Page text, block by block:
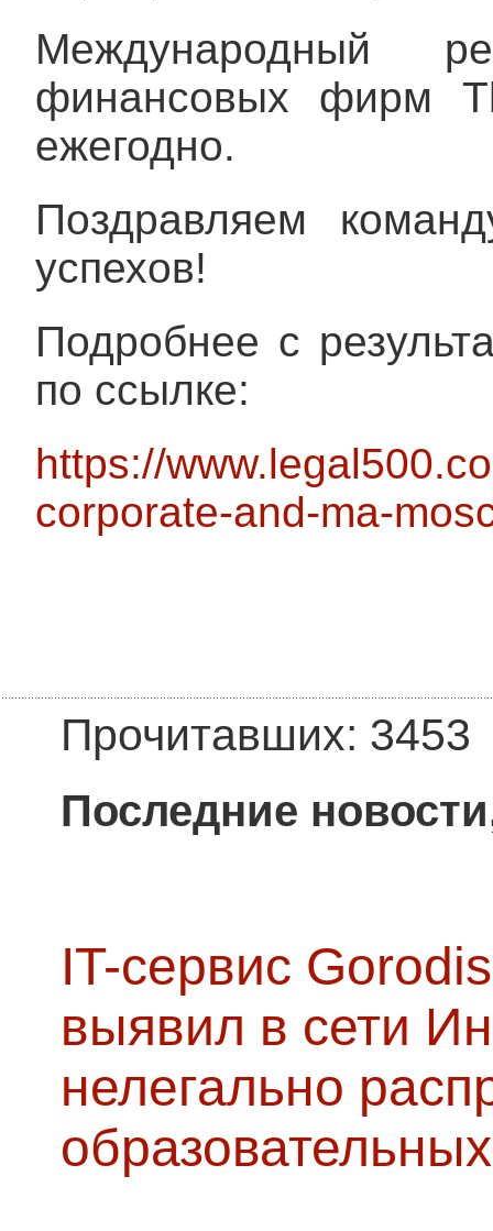
Международный
финансовых фирм
ежегодно.
Поздравляем
успехов!
Подробнее с
по ссылке:
https://
corporate-and-ma-
Прочитавших: 3453
Последние
IT-сервис
выявил в сети
нелегально